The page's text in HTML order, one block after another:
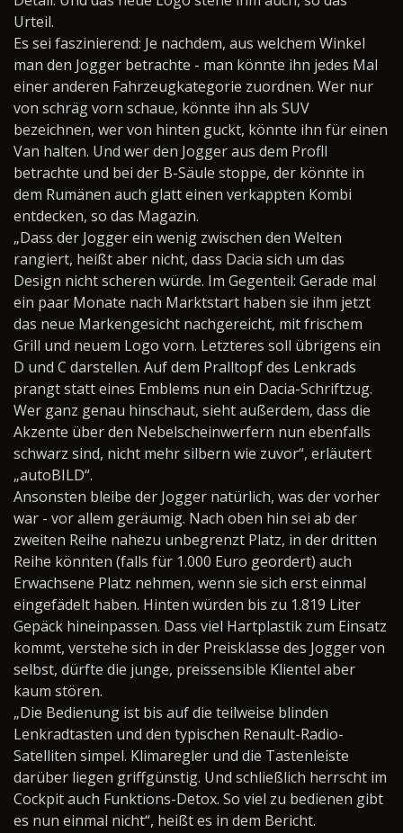
Urteil.
Es sei faszinierend: Je nachdem, aus welchem Winkel
man den Jogger betrachte - man könnte ihn jedes Mal
einer anderen Fahrzeugkategorie zuordnen. Wer nur
von schräg vorn schaue, könnte ihn als SUV
bezeichnen, wer von hinten guckt, könnte ihn für einen
Van halten. Und wer den Jogger aus dem Profll
betrachte und bei der B-Säule stoppe, der könnte in
dem Rumänen auch glatt einen verkappten Kombi
entdecken, so das Magazin.
„Dass der Jogger ein wenig zwischen den Welten
rangiert, heißt aber nicht, dass Dacia sich um das
Design nicht scheren würde. Im Gegenteil: Gerade mal
ein paar Monate nach Marktstart haben sie ihm jetzt
das neue Markengesicht nachgereicht, mit frischem
Grill und neuem Logo vorn. Letzteres soll übrigens ein
D und C darstellen. Auf dem Pralltopf des Lenkrads
prangt statt eines Emblems nun ein Dacia-Schriftzug.
Wer ganz genau hinschaut, sieht außerdem, dass die
Akzente über den Nebelscheinwerfern nun ebenfalls
schwarz sind, nicht mehr silbern wie zuvor“, erläutert
„autoBILD“.
Ansonsten bleibe der Jogger natürlich, was der vorher
war - vor allem geräumig. Nach oben hin sei ab der
zweiten Reihe nahezu unbegrenzt Platz, in der dritten
Reihe könnten (falls für 1.000 Euro geordert) auch
Erwachsene Platz nehmen, wenn sie sich erst einmal
eingefädelt haben. Hinten würden bis zu 1.819 Liter
Gepäck hineinpassen. Dass viel Hartplastik zum Einsatz
kommt, verstehe sich in der Preisklasse des Jogger von
selbst, dürfte die junge, preissensible Klientel aber
kaum stören.
„Die Bedienung ist bis auf die teilweise blinden
Lenkradtasten und den typischen Renault-Radio-
Satelliten simpel. Klimaregler und die Tastenleiste
darüber liegen griffgünstig. Und schließlich herrscht im
Cockpit auch Funktions-Detox. So viel zu bedienen gibt
es nun einmal nicht“, heißt es in dem Bericht.